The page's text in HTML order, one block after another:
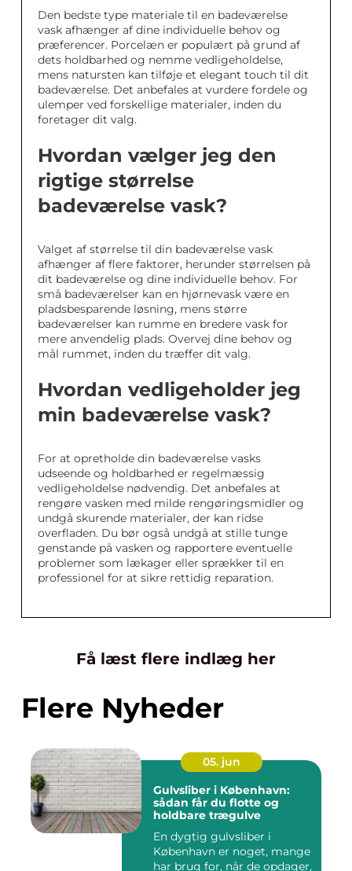
Den bedste type materiale til en badeværelse
vask afhænger af dine individuelle behov og
præferencer. Porcelæn er populært på grund af
dets holdbarhed og nemme vedligeholdelse,
mens natursten kan tilføje et elegant touch til dit
badeværelse. Det anbefales at vurdere fordele og
ulemper ved forskellige materialer, inden du
foretager dit valg.
Hvordan vælger jeg den
rigtige størrelse
badeværelse vask?
Valget af størrelse til din badeværelse vask
afhænger af flere faktorer, herunder størrelsen på
dit badeværelse og dine individuelle behov. For
små badeværelser kan en hjørnevask være en
pladsbesparende løsning, mens større
badeværelser kan rumme en bredere vask for
mere anvendelig plads. Overvej dine behov og
mål rummet, inden du træffer dit valg.
Hvordan vedligeholder jeg
min badeværelse vask?
For at opretholde din badeværelse vasks
udseende og holdbarhed er regelmæssig
vedligeholdelse nødvendig. Det anbefales at
rengøre vasken med milde rengøringsmidler og
undgå skurende materialer, der kan ridse
overfladen. Du bør også undgå at stille tunge
genstande på vasken og rapportere eventuelle
problemer som lækager eller sprækker til en
professionel for at sikre rettidig reparation.
Få læst flere indlæg her
Flere Nyheder
05. jun
Gulvsliber i København:
sådan får du flotte og
holdbare trægulve
En dygtig gulvsliber i
København er noget, mange
har brug for, når de opdager,